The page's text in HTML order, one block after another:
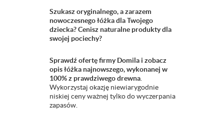
Szukasz oryginalnego, a zarazem
nowoczesnego łóżka dla Twojego
dziecka? Cenisz naturalne produkty dla
swojej pociechy?
Sprawdź ofertę firmy Domila i zobacz
opis łóżka najnowszego, wykonanej w
100% z prawdziwego drewna.
Wykorzystaj okazję niewiarygodnie
niskiej ceny ważnej tylko do wyczerpania
zapasów.